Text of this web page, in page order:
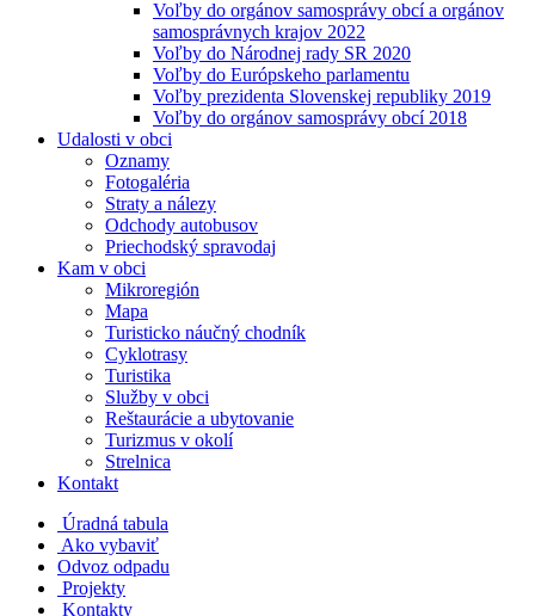
Voľby do orgánov samosprávy obcí a orgánov
samosprávnych krajov 2022
Voľby do Národnej rady SR 2020
Voľby do Európskeho parlamentu
Voľby prezidenta Slovenskej republiky 2019
Voľby do orgánov samosprávy obcí 2018
Udalosti v obci
Oznamy
Fotogaléria
Straty a nálezy
Odchody autobusov
Priechodský spravodaj
Kam v obci
Mikroregión
Mapa
Turisticko náučný chodník
Cyklotrasy
Turistika
Služby v obci
Reštaurácie a ubytovanie
Turizmus v okolí
Strelnica
Kontakt
Úradná tabula
Ako vybaviť
Odvoz odpadu
Projekty
Kontakty